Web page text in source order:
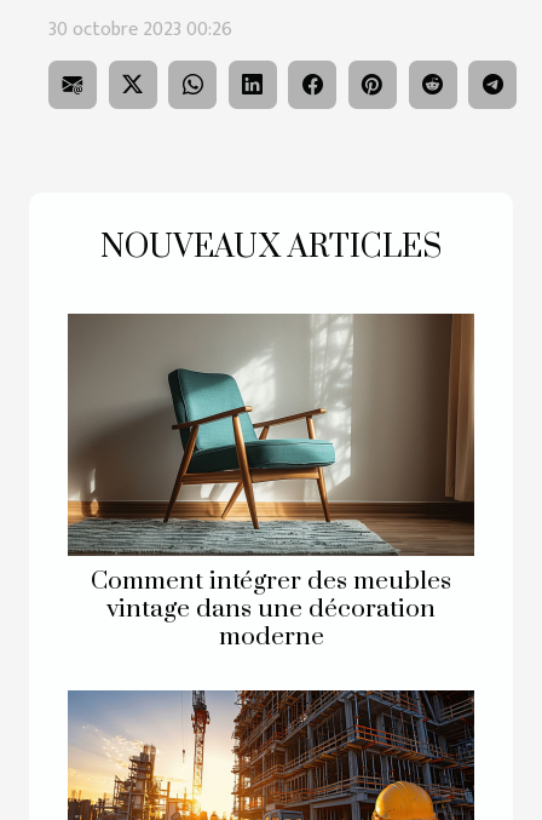
NOUVEAUX ARTICLES
Comment intégrer des meubles
vintage dans une décoration
moderne
30 octobre 2023 00:26